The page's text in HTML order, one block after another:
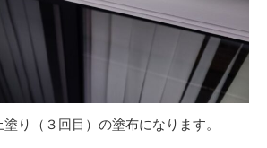
り（３回目）の塗布になります。